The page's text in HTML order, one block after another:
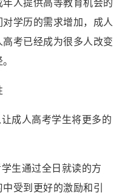
学历的需求增加，成人
考已经成为很多人改变
成人高考学生将更多的
生通过全日就读的方
受到更好的激励和引